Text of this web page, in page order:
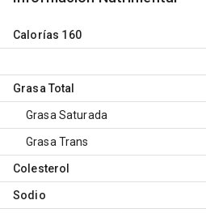
Calorías 160
Grasa Total
Grasa Saturada
Grasa Trans
Colesterol
Sodio